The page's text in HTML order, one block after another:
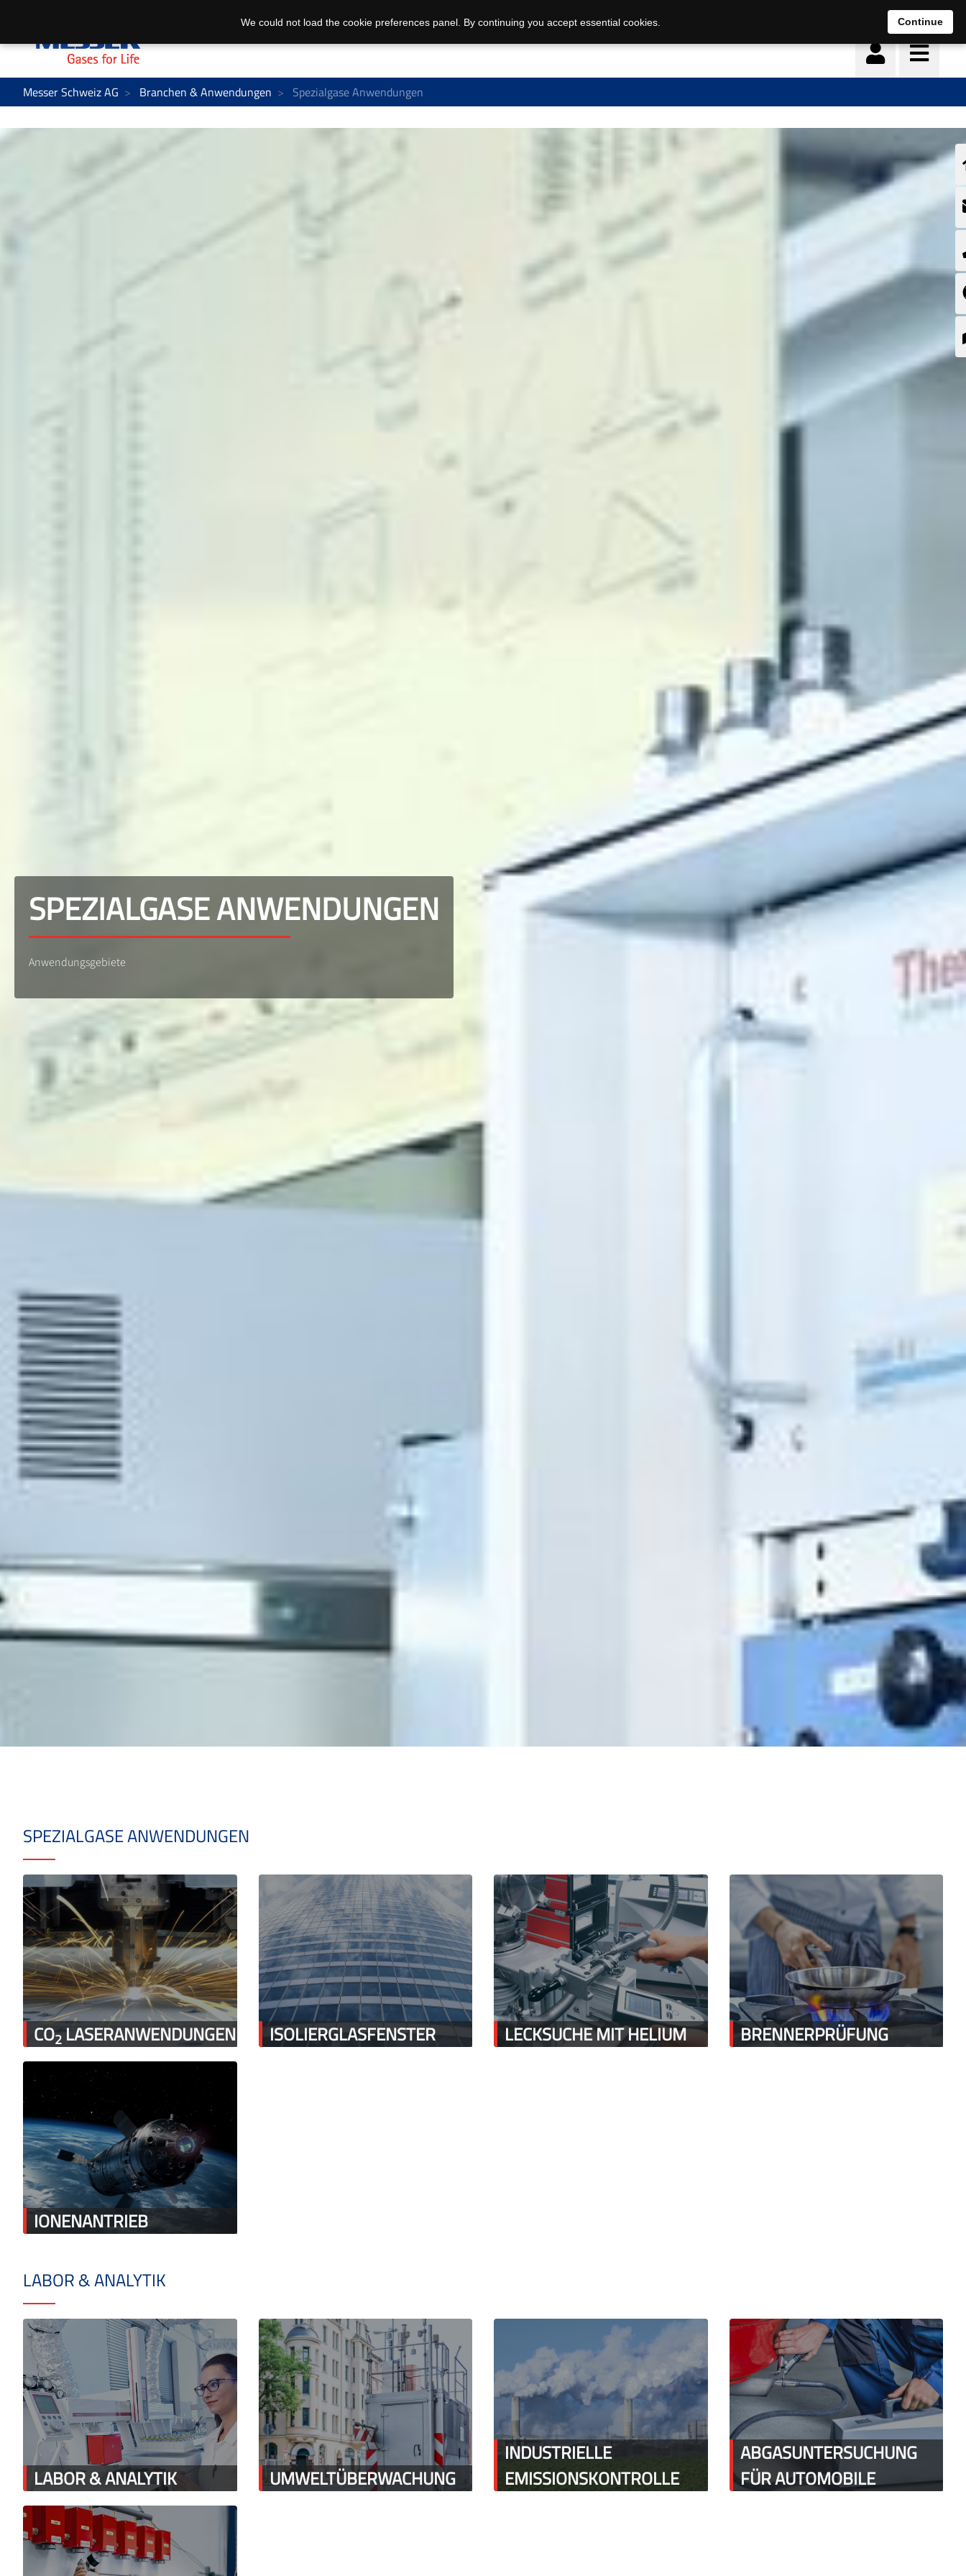
Deutsch français
Messer Schweiz AG Branchen & Anwendungen Spezialgase Anwendungen
SPEZIALGASE ANWENDUNGEN
Anwendungsgebiete
SPEZIALGASE ANWENDUNGEN
CO2LASERANWENDUNGEN ISOLIERGLASFENSTER LECKSUCHE MIT HELIUM BRENNERPRÜFUNG
IONENANTRIEB
LABOR & ANALYTIK
LABOR & ANALYTIK UMWELTÜBERWACHUNG
INDUSTRIELLE
EMISSIONSKONTROLLE
ABGASUNTERSUCHUNG
FÜR AUTOMOBILE
We could not load the cookie preferences panel. By continuing you accept essential cookies. Continue